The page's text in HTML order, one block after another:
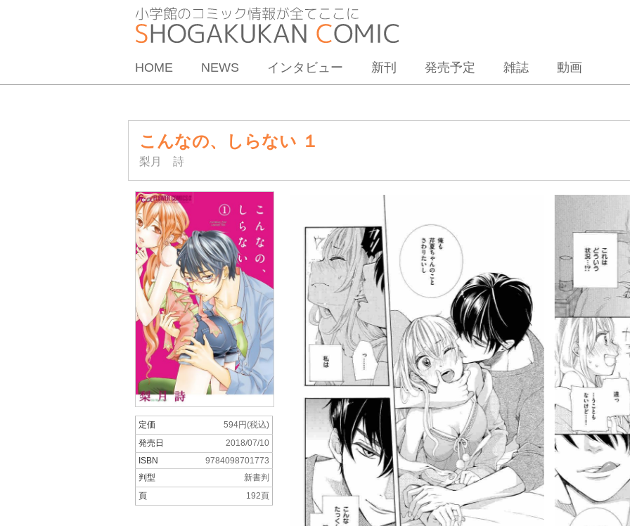
HOME NEWS インタビュー 新刊 発売予定 雑誌 動画
こんなの、しらない １
梨月 詩
定価
594円(税込)
発売日
2018/07/10
ISBN
9784098701773
判型
新書判
頁
192頁